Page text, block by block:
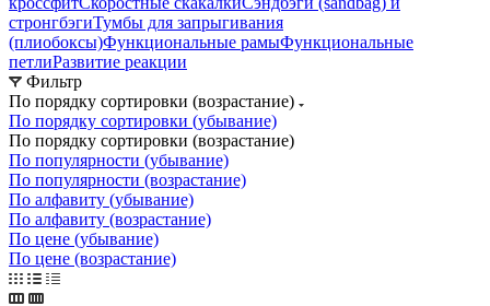
стронгбэгиТумбы для запрыгивания
(плиобоксы)Функциональные рамыФункциональные
петлиРазвитие реакции
Фильтр
По порядку сортировки (возрастание)
По порядку сортировки (убывание)
По порядку сортировки (возрастание)
По популярности (убывание)
По популярности (возрастание)
По алфавиту (убывание)
По алфавиту (возрастание)
По цене (убывание)
По цене (возрастание)